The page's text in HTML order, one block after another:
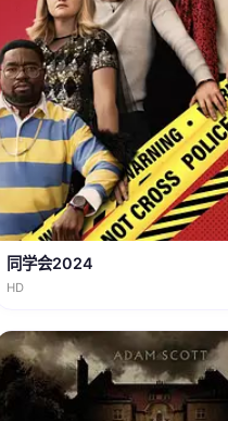
同学会2024
HD